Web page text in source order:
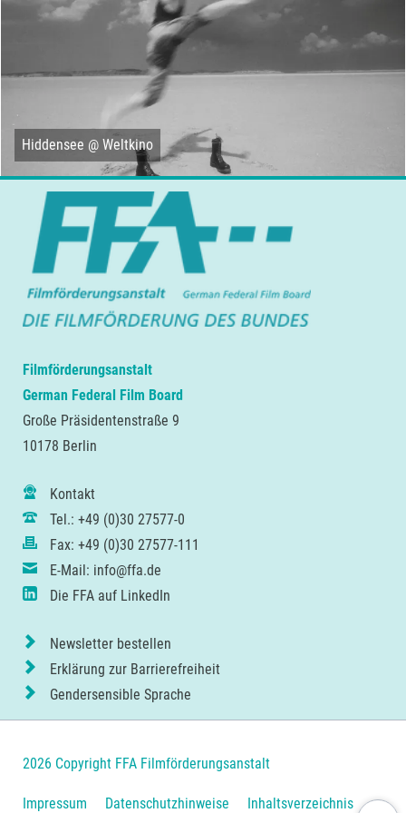
Hiddensee @ Weltkino
Filmförderungsanstalt
German Federal Film Board
Große Präsidentenstraße 9
10178 Berlin
Kontakt
Tel.: +49 (0)30 27577-0
Fax: +49 (0)30 27577-111
E-Mail: info@ffa.de
Die FFA auf LinkedIn
Newsletter bestellen
Erklärung zur Barrierefreiheit
Gendersensible Sprache
2026 Copyright FFA Filmförderungsanstalt
Navigation
Impressum Datenschutzhinweise Inhaltsverzeichnis